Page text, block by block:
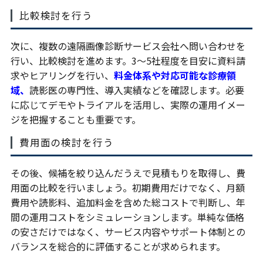
比較検討を行う
次に、複数の遠隔画像診断サービス会社へ問い合わせを
行い、比較検討を進めます。3〜5社程度を目安に資料請
求やヒアリングを行い、 料金体系や対応可能な診療領
域、 読影医の専門性、導入実績などを確認します。必要
に応じてデモやトライアルを活用し、実際の運用イメー
ジを把握することも重要です。
費用面の検討を行う
その後、候補を絞り込んだうえで見積もりを取得し、費
用面の比較を行いましょう。初期費用だけでなく、月額
費用や読影料、追加料金を含めた総コストで判断し、年
間の運用コストをシミュレーションします。単純な価格
の安さだけではなく、サービス内容やサポート体制との
バランスを総合的に評価することが求められます。